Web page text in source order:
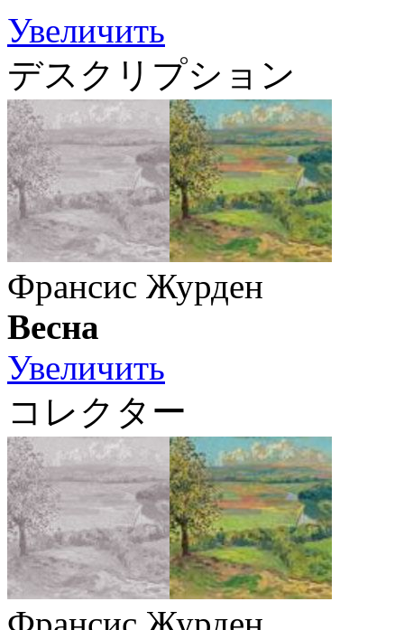
Увеличить
デスクリプション
Франсис Журден
Весна
Увеличить
コレクター